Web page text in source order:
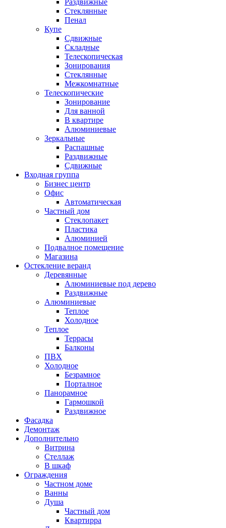
Раздвижные
Стеклянные
Пенал
Купе
Сдвижные
Складные
Телескопическая
Зонирования
Стеклянные
Межкомнатные
Телескопические
Зонирование
Для ванной
В квартире
Алюминиевые
Зеркальные
Распашные
Раздвижные
Сдвижные
Входная группа
Бизнес центр
Офис
Автоматическая
Частный дом
Стеклопакет
Пластика
Алюминией
Подвалное помещение
Магазина
Остекление веранд
Деревянные
Алюминиевые под дерево
Раздвижные
Алюминиевые
Теплое
Холодное
Теплое
Террасы
Балконы
ПВХ
Холодное
Безрамное
Порталное
Панорамное
Гармошкой
Раздвижное
Фасадка
Демонтаж
Дополнительно
Витрина
Стеллаж
В шкаф
Ограждения
Частном доме
Ванны
Душа
Частный дом
Квартирра